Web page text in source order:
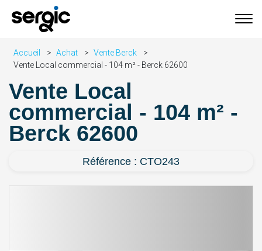
Accueil Achat
Vente Berck
Vente Local commercial - 104 m² - Berck 62600
Vente Local
commercial - 104 m² -
Berck 62600
Référence : CTO243